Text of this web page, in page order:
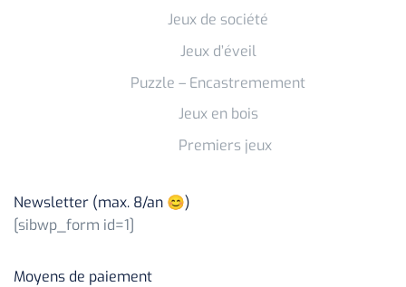
Jeux de société
Jeux d’éveil
Puzzle – Encastremement
Jeux en bois
Premiers jeux
Newsletter (max. 8/an 😊)
[sibwp_form id=1]
Moyens de paiement